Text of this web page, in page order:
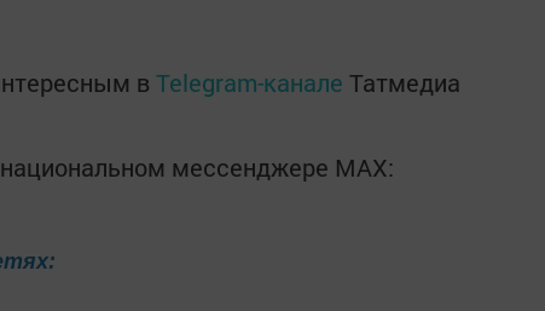
в Telegram-канале Татмедиа
мессенджере MАХ: